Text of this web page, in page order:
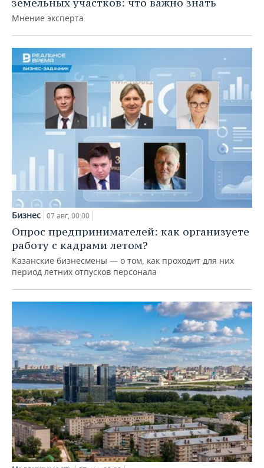
Мнение эксперта
Бизнес 07 авг, 00:00
Опрос предпринимателей: как организуете
работу с кадрами летом?
Казанские бизнесмены — о том, как проходит для них
период летних отпусков персонала